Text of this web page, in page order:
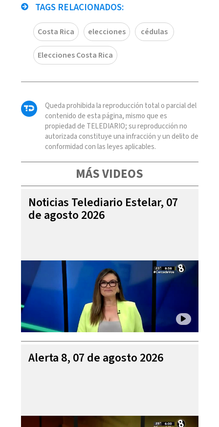
TAGS RELACIONADOS:
Costa Rica elecciones cédulas
Elecciones Costa Rica
Queda prohibida la reproducción total o parcial del
contenido de esta página, mismo que es
propiedad de TELEDIARIO; su reproducción no
autorizada constituye una infracción y un delito de
conformidad con las leyes aplicables.
MÁS VIDEOS
Noticias Telediario Estelar, 07
de agosto 2026
Alerta 8, 07 de agosto 2026